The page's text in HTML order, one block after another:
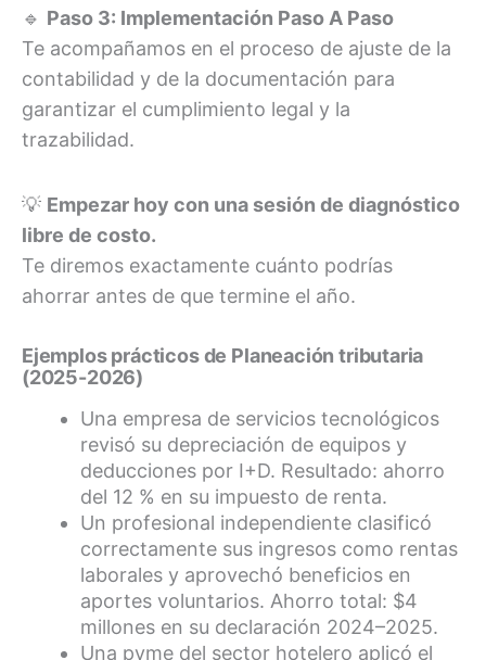
🔹 Paso 3: Implementación Paso A Paso
Te acompañamos en el proceso de ajuste de la
contabilidad y de la documentación para
garantizar el cumplimiento legal y la
trazabilidad.
💡 Empezar hoy con una sesión de diagnóstico
libre de costo.
Te diremos exactamente cuánto podrías
ahorrar antes de que termine el año.
Ejemplos prácticos de Planeación tributaria
(2025-2026)
Una empresa de servicios tecnológicos
revisó su depreciación de equipos y
deducciones por I+D. Resultado: ahorro
del 12 % en su impuesto de renta.
Un profesional independiente clasificó
correctamente sus ingresos como rentas
laborales y aprovechó beneficios en
aportes voluntarios. Ahorro total: $4
millones en su declaración 2024–2025.
Una pyme del sector hotelero aplicó el